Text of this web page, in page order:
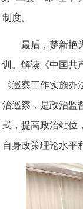
制度。
最后，楚新艳
训。解读《中国共
《巡察工作实施
治巡察，是政治监
式，提高政治站位
自身政策理论水平